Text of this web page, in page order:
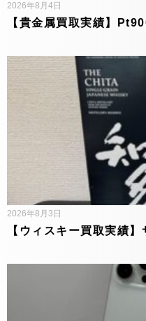
【貴金属買取実績】
2026年8月4日
【ウィスキー買取実績
2026年8月3日